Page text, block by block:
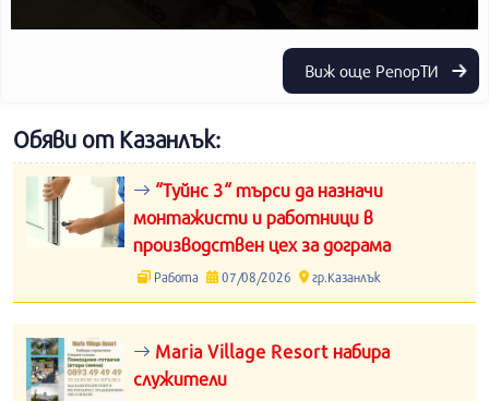
Виж още РепорТИ
Обяви от Казанлък:
“Туйнс 3“ търси да назначи
монтажисти и работници в
производствен цех за дограма
Работа 07/08/2026 гр.Казанлък
Maria Village Resort набира
служители